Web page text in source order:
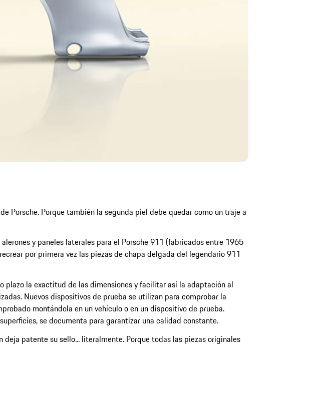
Porsche. Porque también la segunda piel debe quedar como un traje a
y paneles laterales para el Porsche 911 (fabricados entre 1965
por primera vez las piezas de chapa delgada del legendario 911
plazo la exactitud de las dimensiones y facilitar así la adaptación al
Nuevos dispositivos de prueba se utilizan para comprobar la
montándola en un vehículo o en un dispositivo de prueba.
se documenta para garantizar una calidad constante.
patente su sello... literalmente. Porque todas las piezas originales